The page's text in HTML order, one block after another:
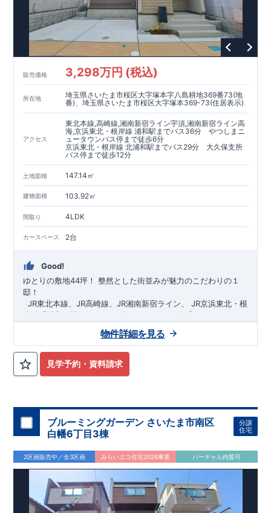
耐震等級 ３ ＋制震ダンパー 建築基準法の1.5倍の耐震性。 地震保
険の割引（最大50％）対象です。
現地のご案内・資料請求 受付中​ ​■完成済みにつき、​実際の
建物・設備・間取りを​ 現地にてご確認いただけます。 ​
TEL
0120-44-1081
（9:30 18:30／火水曜休み）
スマートフォンで見やすい特設サイトはこちら
https://www.e-blooming.com/bukken/60075018/
販売価格 3,298万円 (税込)
所在地
埼玉県さいたま市桜区大字塚本字八島耕地369番73(地
番)、埼玉県さいたま市桜区大字塚本369-73(住居表示)
アクセス
東北本線,高崎線,湘南新宿ライン宇須,湘南新宿ライン高
海,京浜東北・根岸線 浦和駅までバス36分 やつしまニ
ュータウンバス停まで徒歩6分
京浜東北・根岸線 北浦和駅までバス29分 大久保支所
バス停まで徒歩12分
土地面積 147.14㎡
建物面積 103.92㎡
間取り 4LDK
カースペース 2台
Good!
ゆとりの敷地44坪！ ​整然とした街並みが魅力のこだわりの１
邸！
​ ​ ​JR東北本線、JR高崎線、JR湘南新宿ライン、
JR京浜東北・根
岸線「浦和 」駅までバス36 分 バス停「
バス停「 大久保支所
12分​​​◆設計・建設性能評価ｗ取得！​◎性能評価とは​​【設
計住宅性能評価】 ​建物設計段階で、国が定めた
関
が評価しております！ ​ 【 建設
地震に強い住宅です！​冬は暖かく夏は涼しくて快適♪ 省エ
ネに優れた断熱等性能５を取得！ ​ ​ その他項目も評価を受け
ており、性能に特化した住宅です！
​大久保小学校まで徒歩12分、
校まで徒歩12分！​幼稚園、保育園までは徒歩20分圏内！​ ◆
広々とした敷地！ ​敷地は44坪超
間取りプラン採用！
​ ​◆こだわりの内装！
洗濯物が干せる室内物干し ​浴室乾燥暖房機付き！​食洗機
付きシステムキッチン！​ ​
平日、休日 時間帯問わずご案内可
能です！​お気軽にお問い合わせください！ ​【お問い合わせ】
048-710-5571 (営業時間 9:30～18:30 火水定休日)
見学予約・資料請求
物件詳細を見る
ブルーミングガーデン さいたま市南区
白幡6丁目3棟
分譲
住宅
2区画販売中／全3区画 みらいエコ住宅2026事業 バーチャル内覧可